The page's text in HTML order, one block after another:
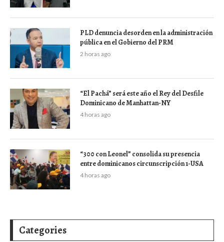
PLD denuncia desorden en la administración
pública en el Gobierno del PRM
2 horas ago
“El Pachá” será este año el Rey del Desfile
Dominicano de Manhattan-NY
4 horas ago
“300 con Leonel” consolida su presencia
entre dominicanos circunscripción 1-USA
4 horas ago
Categories